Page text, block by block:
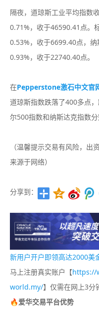
隔夜，道琼斯工业平均指数
0.71%，收于46590.41点。
0.53%，收于6699.40点，
0.93%，收于22740.40点。
在Pepperstone激石中文官
道琼斯指数跌落了400多点
尔500指数和纳斯达克指数分
（温馨提示交易有风险，出
来源于网络）
分享到：
新用户开户即领高达2000美
马上注册真实账户【https://
world.my/】仅需在网上3分
🔥爱华交易平台优势